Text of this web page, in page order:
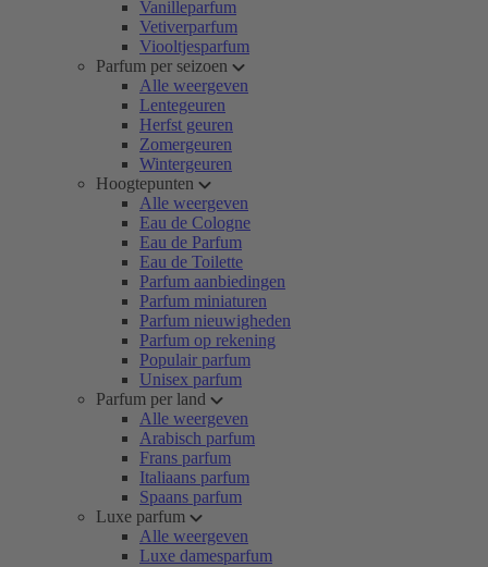
Vanilleparfum
Vetiverparfum
Viooltjesparfum
Parfum per seizoen
Alle weergeven
Lentegeuren
Herfst geuren
Zomergeuren
Wintergeuren
Hoogtepunten
Alle weergeven
Eau de Cologne
Eau de Parfum
Eau de Toilette
Parfum aanbiedingen
Parfum miniaturen
Parfum nieuwigheden
Parfum op rekening
Populair parfum
Unisex parfum
Parfum per land
Alle weergeven
Arabisch parfum
Frans parfum
Italiaans parfum
Spaans parfum
Luxe parfum
Alle weergeven
Luxe damesparfum